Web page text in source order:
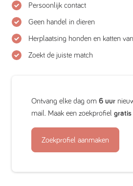
Persoonlijk contact
Geen handel in dieren
Herplaatsing honden en katten
Zoekt de juiste match
Ontvang elke dag om 6 uur
mail. Maak een zoekprofiel gratis
Zoekprofiel aanmaken